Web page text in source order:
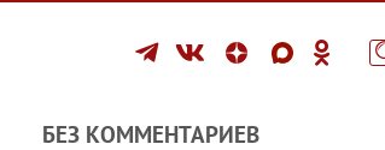
БЕЗ КОММЕНТАРИЕВ